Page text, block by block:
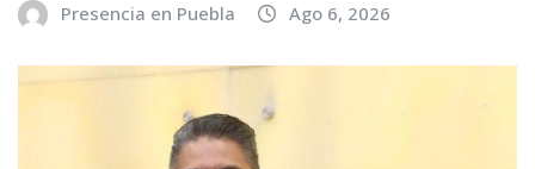
Presencia en Puebla Ago 6, 2026